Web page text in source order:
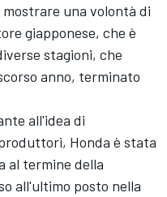
una volontà di
giapponese, che è
stagioni, che
anno, terminato
all'idea di
Honda è stata
al termine della
all'ultimo posto nella